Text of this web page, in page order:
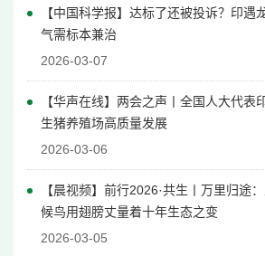
【中国科学报】 达标了还被投诉？印遇
气需标本兼治
2026-03-07
【华声在线】两会之声丨全国人大代表
生猪养殖场高质量发展
2026-03-06
【晨视频】前行2026·共生丨万里归途
候鸟用翅膀丈量着十年生态之变
2026-03-05